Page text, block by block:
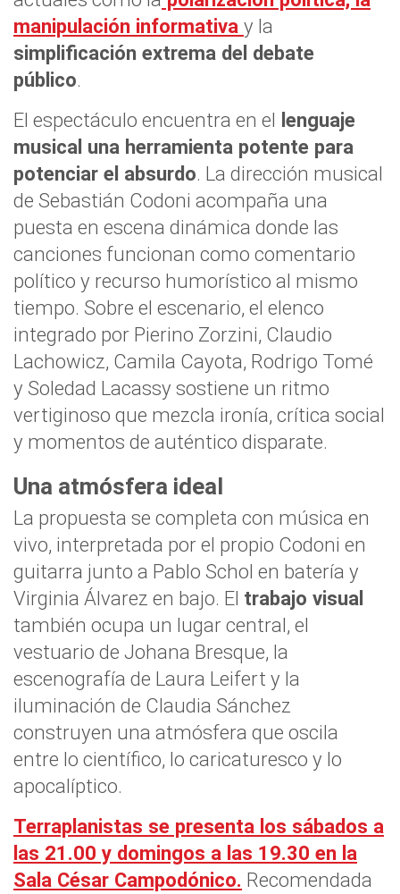
manipulación informativa y la
simplificación extrema del debate
público.
El espectáculo encuentra en el lenguaje
musical una herramienta potente para
potenciar el absurdo. La dirección musical
de Sebastián Codoni acompaña una
puesta en escena dinámica donde las
canciones funcionan como comentario
político y recurso humorístico al mismo
tiempo. Sobre el escenario, el elenco
integrado por Pierino Zorzini, Claudio
Lachowicz, Camila Cayota, Rodrigo Tomé
y Soledad Lacassy sostiene un ritmo
vertiginoso que mezcla ironía, crítica social
y momentos de auténtico disparate.
Una atmósfera ideal
La propuesta se completa con música en
vivo, interpretada por el propio Codoni en
guitarra junto a Pablo Schol en batería y
Virginia Álvarez en bajo. El trabajo visual
también ocupa un lugar central, el
vestuario de Johana Bresque, la
escenografía de Laura Leifert y la
iluminación de Claudia Sánchez
construyen una atmósfera que oscila
entre lo científico, lo caricaturesco y lo
apocalíptico.
Terraplanistas se presenta los sábados a
las 21.00 y domingos a las 19.30 en la
Sala César Campodónico. Recomendada